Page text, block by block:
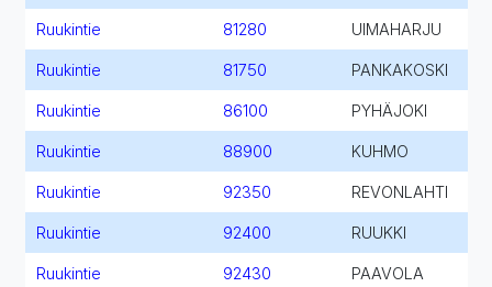
Ruukintie 81280 UIMAHARJU
Ruukintie 81750 PANKAKOSKI
Ruukintie 86100 PYHÄJOKI
Ruukintie 88900 KUHMO
Ruukintie 92350 REVONLAHTI
Ruukintie 92400 RUUKKI
Ruukintie 92430 PAAVOLA